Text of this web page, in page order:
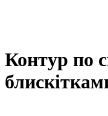
Контур по